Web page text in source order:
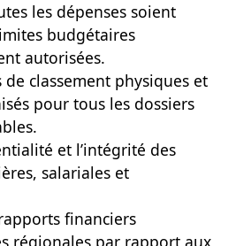
les dépenses soient
budgétaires
autorisées.
de classement physiques et
pour tous les dossiers
et l’intégrité des
salariales et
financiers
régionales par rapport aux